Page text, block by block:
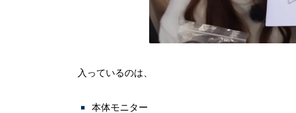
入っているのは、
本体モニター